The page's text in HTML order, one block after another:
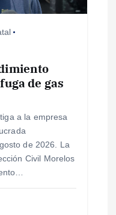
de gas
a la empresa
de 2026. La
Civil Morelos